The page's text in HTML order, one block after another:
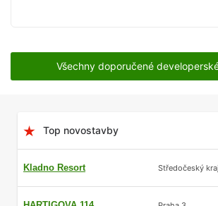
Všechny doporučené
Top novostavby
Kladno Resort Středočeský kraj